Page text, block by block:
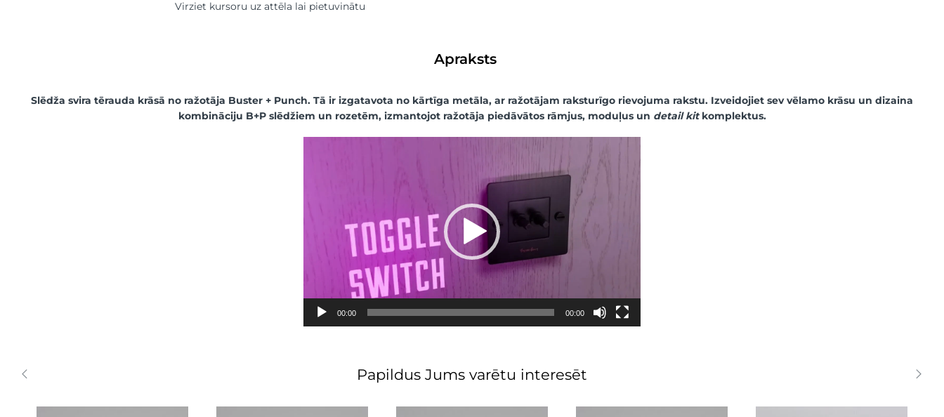
Virziet kursoru uz attēla lai pietuvinātu
Apraksts
Slēdža svira tērauda krāsā no ražotāja Buster + Punch. Tā ir izgatavota no kārtīga metāla, ar ražotājam raksturīgo rievojuma rakstu. Izveidojiet sev vēlamo krāsu un dizaina
kombināciju B+P slēdžiem un rozetēm, izmantojot ražotāja piedāvātos rāmjus, moduļus un detail kit komplektus.
Video
00:00 00:00
Papildus Jums varētu interesēt